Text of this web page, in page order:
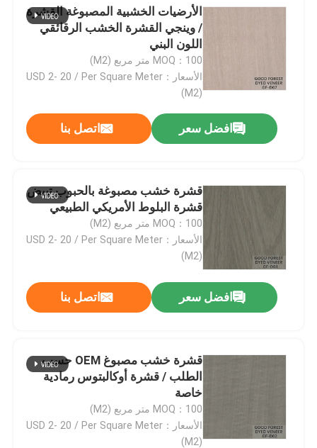
الأرضيات الخشبية المصبوغة القشرة
/ وينجي القشرة الخشب الرقائقي
اللون البني
MOQ：100 متر مربع (M2)
الأسعار：USD 2- 20 / Per Square Meter
(M2)
افضل سعر اتصل بنا
قشرة خشب مصبوغة بالحبوب تبيض
قشرة البلوط الأمريكي الطبيعي
MOQ：100 متر مربع (M2)
الأسعار：USD 2- 20 / Per Square Meter
(M2)
افضل سعر اتصل بنا
قشرة خشب مصبوغ OEM حسب
الطلب / قشرة أوكالبتوس رمادية
خاصة
MOQ：100 متر مربع (M2)
الأسعار：USD 2- 20 / Per Square Meter
(M2)